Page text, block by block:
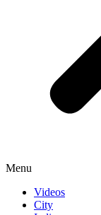
Menu
Videos
City